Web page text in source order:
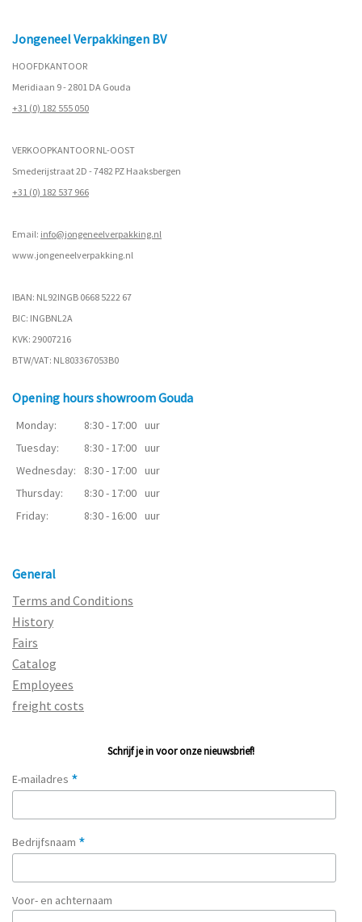
Jongeneel Verpakkingen BV
HOOFDKANTOOR
Meridiaan 9 - 2801 DA Gouda
+31 (0) 182 555 050
VERKOOPKANTOOR NL-OOST
Smederijstraat 2D - 7482 PZ Haaksbergen
+31 (0) 182 537 966
Email: info@jongeneelverpakking.nl
www.jongeneelverpakking.nl
IBAN: NL92INGB 0668 5222 67
BIC: INGBNL2A
KVK: 29007216
BTW/VAT: NL803367053B0
Opening hours showroom Gouda
Monday: 8:30 - 17:00 uur
Tuesday:
8:30 - 17:00 uur
Wednesday:
8:30 - 17:00 uur
Thursday:
8:30 - 17:00 uur
Friday:
8:30 - 16:00 uur
General
Terms and Conditions
History
Fairs
Catalog
Employees
freight costs
Schrijf je in voor onze nieuwsbrief!
E-mailadres *
Bedrijfsnaam *
Voor- en achternaam